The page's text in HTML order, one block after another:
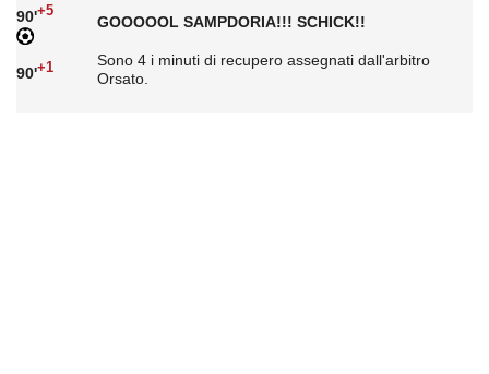
90'+5
GOOOOOL SAMPDORIA!!! SCHICK!!
90'+1
Sono 4 i minuti di recupero assegnati dall'arbitro
Orsato.